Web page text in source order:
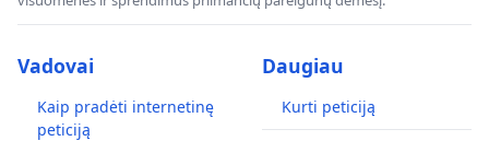
Vadovai
Kaip pradėti internetinę
peticiją
Daugiau
Kurti peticiją